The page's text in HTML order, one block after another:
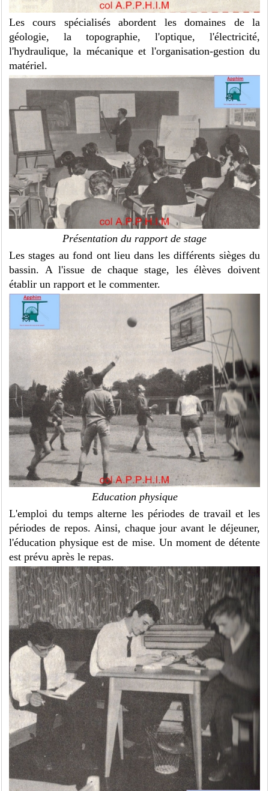
Les cours spécialisés abordent les domaines de la
géologie, la topographie, l'optique, l'électricité,
l'hydraulique, la mécanique et l'organisation-gestion du
matériel.
Présentation du rapport de stage
Les stages au fond ont lieu dans les différents sièges du
bassin. A l'issue de chaque stage, les élèves doivent
établir un rapport et le commenter.
Education physique
L'emploi du temps alterne les périodes de travail et les
périodes de repos. Ainsi, chaque jour avant le déjeuner,
l'éducation physique est de mise. Un moment de détente
est prévu après le repas.